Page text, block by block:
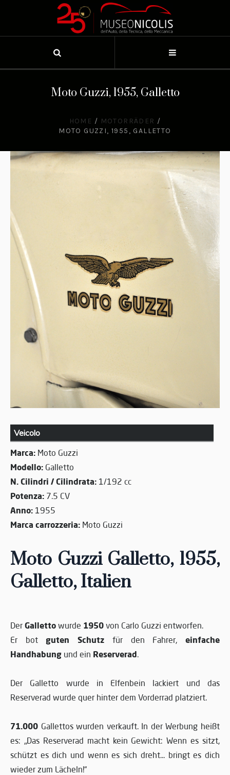
Moto Guzzi, 1955, Galletto
HOME / MOTORRÄDER /
MOTO GUZZI, 1955, GALLETTO
Veicolo
Marca: Moto Guzzi
Modello: Galletto
N. Cilindri / Cilindrata: 1/192 cc
Potenza: 7.5 CV
Anno: 1955
Marca carrozzeria: Moto Guzzi
Moto Guzzi Galletto, 1955,
Galletto, Italien
Der Galletto wurde 1950 von Carlo Guzzi entworfen.
Er bot guten Schutz für den Fahrer,einfache
Handhabung und ein Reserverad.
Der Galletto wurde in Elfenbein lackiert und das
Reserverad wurde quer hinter dem Vorderrad platziert.
71.000 Gallettos wurden verkauft. In der Werbung heißt
es: „Das Reserverad macht kein Gewicht: Wenn es sitzt,
schützt es dich und wenn es sich dreht... bringt es dich
wieder zum Lächeln!“